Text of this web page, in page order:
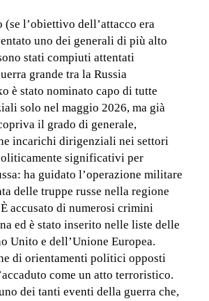
l’obiettivo dell’attacco era
uno dei generali di più alto
stati compiuti attentati
grande tra la Russia
è stato nominato capo di tutte
solo nel maggio 2026, ma già
il grado di generale,
incarichi dirigenziali nei settori
significativi per
ha guidato l’operazione militare
delle truppe russe nella regione
accusato di numerosi crimini
ed è stato inserito nelle liste delle
Unito e dell’Unione Europea.
di orientamenti politici opposti
come un atto terroristico.
dei tanti eventi della guerra che,